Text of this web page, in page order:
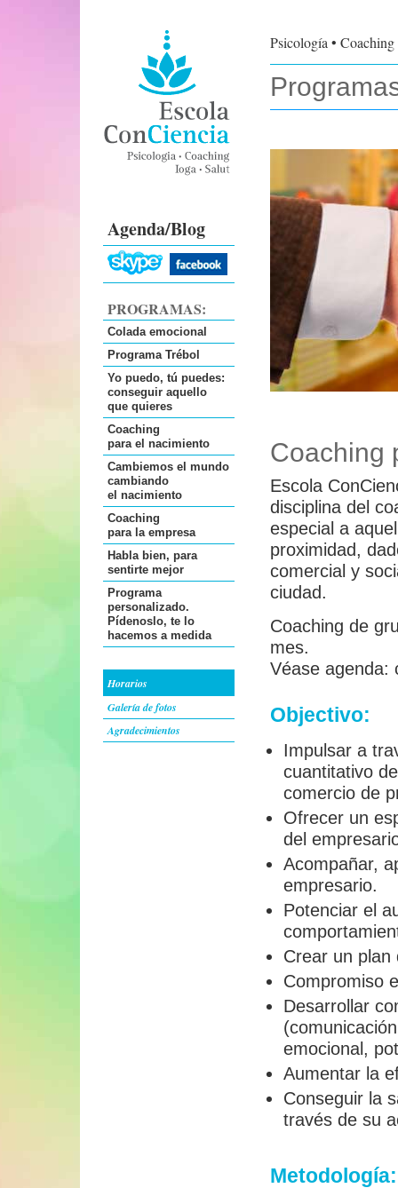
Agenda/Blog
PROGRAMAS:
Colada emocional
Programa Trébol
Yo puedo, tú puedes:
conseguir aquello
que quieres
Coaching
para el nacimiento
Cambiemos el mundo
cambiando
el nacimiento
Coaching
para la empresa
Habla bien, para
sentirte mejor
Programa
personalizado.
Pídenoslo, te lo
hacemos a medida
Horarios
Galería de fotos
Agradecimientos
Psicología • Coaching
Coaching
Escola
disciplina del
especial a
proximidad,
comercial y
ciudad.
Coaching de
mes.
Véase agenda:
Objectivo:
Impulsar a
cuantitativo
comercio de
Ofrecer un
del
Acompañar,
empresario.
Potenciar el
Crear un plan
Compromiso
Desarrollar
emocional,
Aumentar la
Conseguir la
través de su
Metodología: